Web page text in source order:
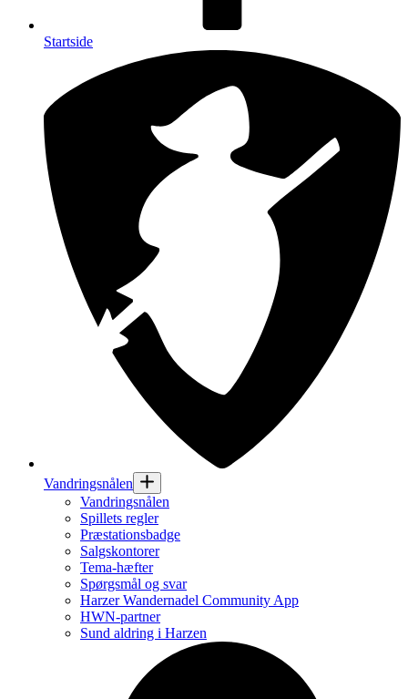
Startside
Vandringsnålen
Vandringsnålen
Spillets regler
Præstationsbadge
Salgskontorer
Tema-hæfter
Spørgsmål og svar
Harzer Wandernadel Community App
HWN-partner
Sund aldring i Harzen